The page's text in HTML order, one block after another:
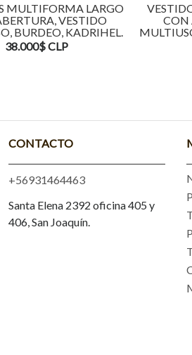
VESTIDOS MULTIFORMA LARGO
CON ABERTURA, VESTIDO
MULTIUSO, ROSA VIEJO, KADRIHEL.
38.000$ CLP
CONTACTO
+56931464463
Santa Elena 2392 oficina 405 y
406, San Joaquín.